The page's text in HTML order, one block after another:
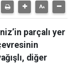
parçalı yer
diğer